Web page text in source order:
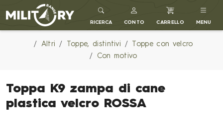
MILITARY RANGE IT
RICERCA CONTO CARRELLO MENU
Altri Toppe, distintivi
Toppe con velcro
Con motivo
Toppa K9 zampa di cane
plastica velcro ROSSA